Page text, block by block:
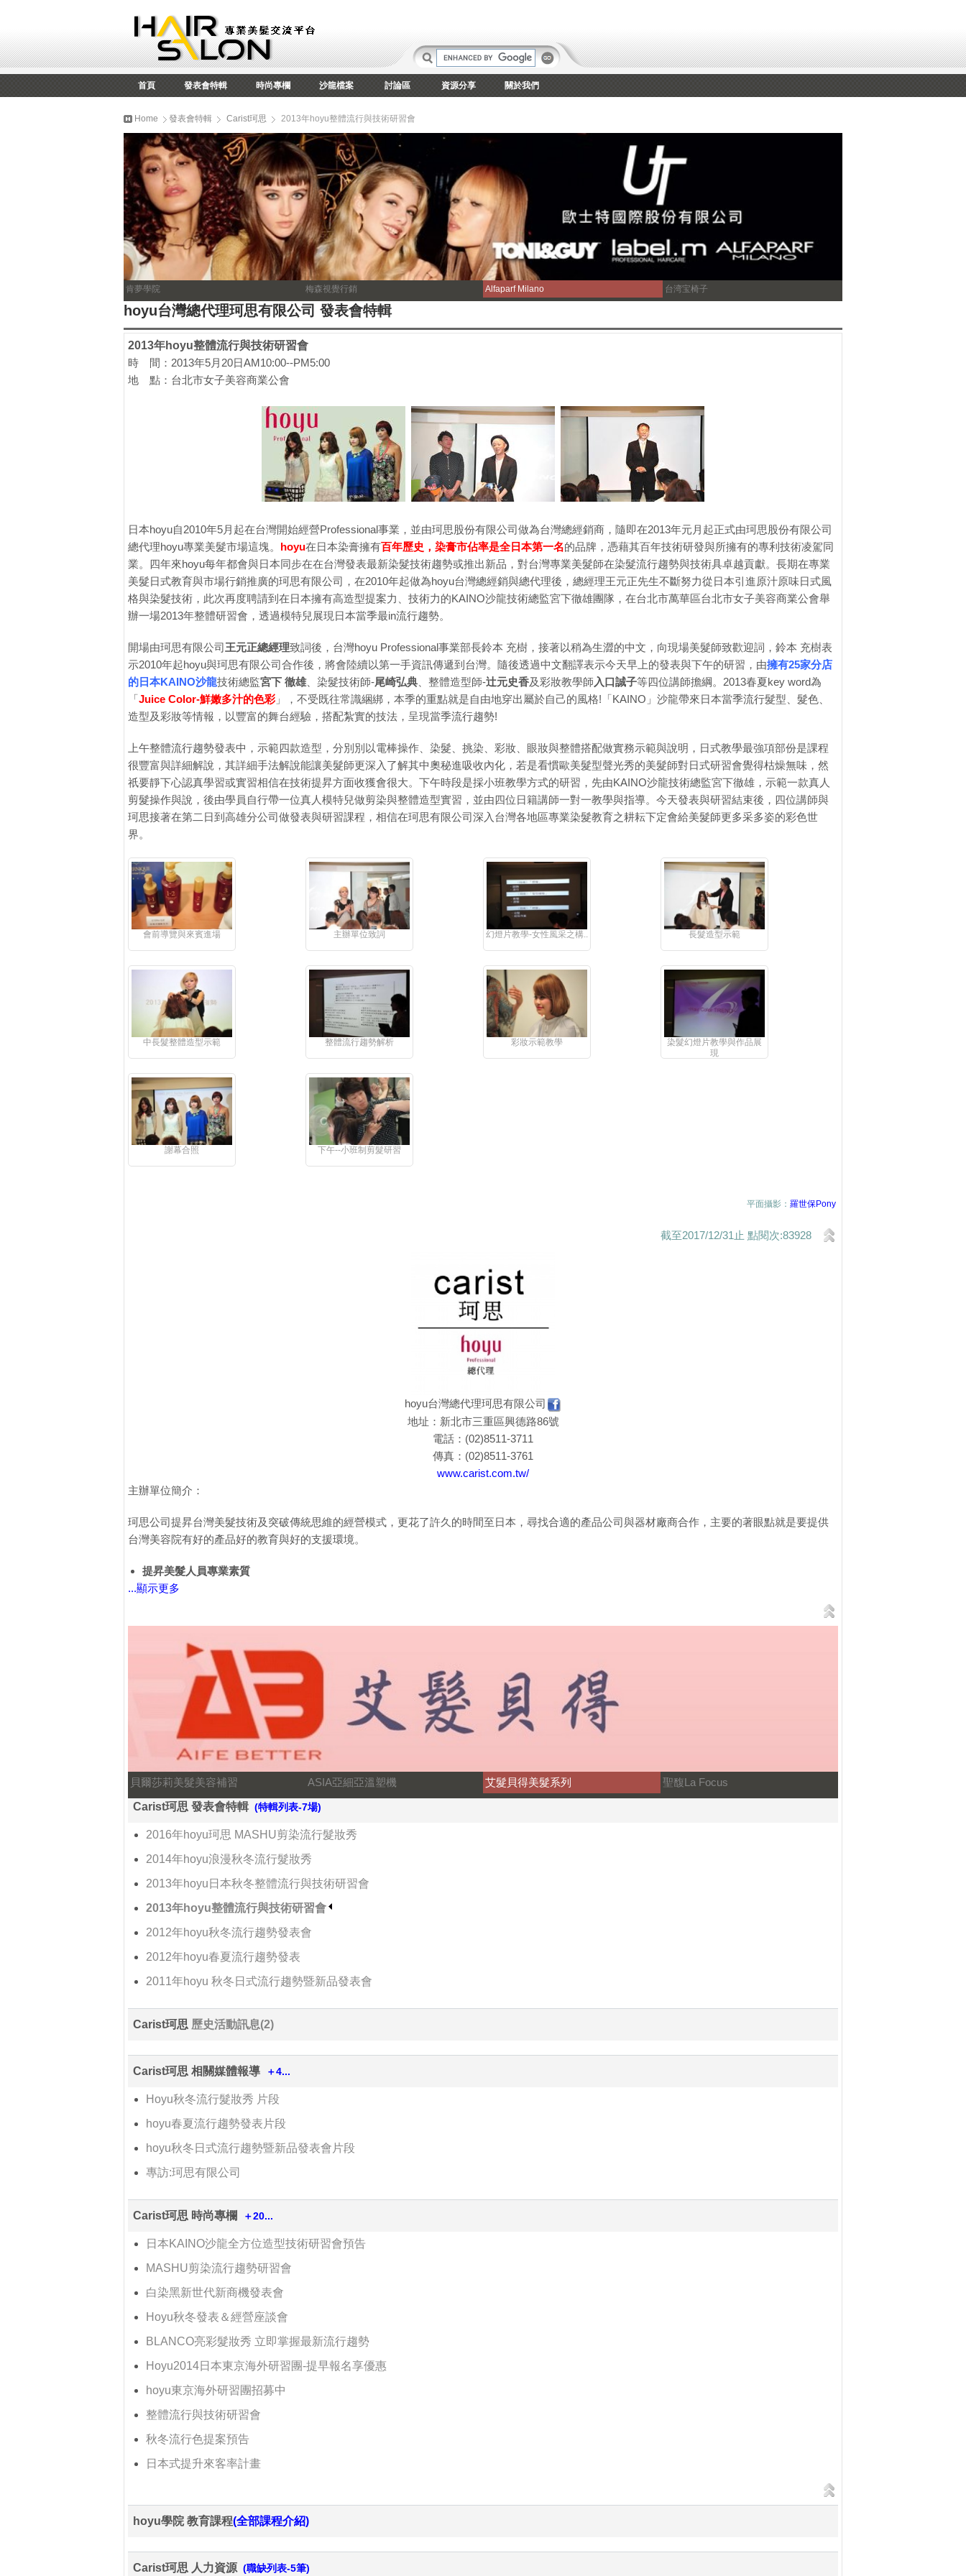
首頁 發表會特輯 時尚專欄 沙龍檔案 討論區 資源分享 關於我們
Home 發表會特輯 Carist珂思 2013年hoyu整體流行與技術研習會
肯夢學院 梅森視覺行銷 Alfaparf Milano 台湾宝椅子
hoyu台灣總代理珂思有限公司 發表會特輯
2013年hoyu整體流行與技術研習會
時 間：2013年5月20日AM10:00--PM5:00
地 點：台北市女子美容商業公會
日本hoyu自2010年5月起在台灣開始經營Professional事業，並由珂思股份有限公司做為台灣總經銷商，隨即在2013年元月起正式由珂思股份有限公司
總代理hoyu專業美髮市場這塊。 hoyu在日本染膏擁有百年歷史，染膏市佔率是全日本第一名的品牌，憑藉其百年技術研發與所擁有的專利技術凌駕同
業。四年來hoyu每年都會與日本同步在在台灣發表最新染髮技術趨勢或推出新品，對台灣專業美髮師在染髮流行趨勢與技術具卓越貢獻。長期在專業
美髮日式教育與市場行銷推廣的珂思有限公司，在2010年起做為hoyu台灣總經銷與總代理後，總經理王元正先生不斷努力從日本引進原汁原味日式風
格與染髮技術，此次再度聘請到在日本擁有高造型提案力、技術力的KAINO沙龍技術總監宮下徹雄團隊，在台北市萬華區台北市女子美容商業公會舉
辦一場2013年整體研習會，透過模特兒展現日本當季最in流行趨勢。
開場由珂思有限公司王元正總經理致詞後，台灣hoyu Professional事業部長鈴本 充樹，接著以稍為生澀的中文，向現場美髮師致歡迎詞，鈴本 充樹表
示2010年起hoyu與珂思有限公司合作後，將會陸續以第一手資訊傳遞到台灣。隨後透過中文翻譯表示今天早上的發表與下午的研習，由擁有25家分店
的日本KAINO沙龍技術總監宮下 徹雄、染髮技術師-尾崎弘典 、整體造型師-辻元史香及彩妝教學師 入口誠子等四位講師擔綱。2013春夏key word為
「Juice Color-鮮嫩多汁的色彩 」，不受既往常識綑綁，本季的重點就是自由地穿出屬於自己的風格!「KAINO」沙龍帶來日本當季流行髮型、髮色、
造型及彩妝等情報，以豐富的舞台經驗，搭配紮實的技法，呈現當季流行趨勢!
上午整體流行趨勢發表中，示範四款造型，分別別以電棒操作、染髮、挑染、彩妝、眼妝與整體搭配做實務示範與說明，日式教學最強項部份是課程
很豐富與詳細解說，其詳細手法解說能讓美髮師更深入了解其中奧秘進吸收內化，若是看慣歐美髮型聲光秀的美髮師對日式研習會覺得枯燥無味，然
祇要靜下心認真學習或實習相信在技術提昇方面收獲會很大。下午時段是採小班教學方式的研習，先由KAINO沙龍技術總監宮下徹雄，示範一款真人
剪髮操作與說，後由學員自行帶一位真人模特兒做剪染與整體造型實習，並由四位日籍講師一對一教學與指導。今天發表與研習結束後，四位講師與
珂思接著在第二日到高雄分公司做發表與研習課程，相信在珂思有限公司深入台灣各地區專業染髮教育之耕耘下定會給美髮師更多采多姿的彩色世
界。
會前導覽與來賓進場 主辦單位致詞 幻燈片教學-女性風采之構.. 長髮造型示範
中長髮整體造型示範 整體流行趨勢解析 彩妝示範教學
染髮幻燈片教學與作品展
現
謝幕合照 下午--小班制剪髮研習
平面攝影： 羅世保Pony
截至2017/12/31止 點閱次:83928
hoyu台灣總代理珂思有限公司
地址：新北市三重區興德路86號
電話：(02)8511-3711
傳真：(02)8511-3761
www.carist.com.tw/
主辦單位簡介：
珂思公司提昇台灣美髮技術及突破傳統思維的經營模式，更花了許久的時間至日本，尋找合適的產品公司與器材廠商合作，主要的著眼點就是要提供
台灣美容院有好的產品好的教育與好的支援環境。
提昇美髮人員專業素質
...顯示更多
貝爾莎莉美髮美容補習 ASIA亞細亞溫塑機 艾髮貝得美髮系列
聖馥La Focus
Carist珂思 發表會特輯 (特輯列表-7場)
2016年hoyu珂思 MASHU剪染流行髮妝秀
2014年hoyu浪漫秋冬流行髮妝秀
2013年hoyu日本秋冬整體流行與技術研習會
2013年hoyu整體流行與技術研習會
2012年hoyu秋冬流行趨勢發表會
2012年hoyu春夏流行趨勢發表
2011年hoyu 秋冬日式流行趨勢暨新品發表會
Carist珂思 歷史活動訊息(2)
Carist珂思 相關媒體報導 ＋4...
Hoyu秋冬流行髮妝秀 片段
hoyu春夏流行趨勢發表片段
hoyu秋冬日式流行趨勢暨新品發表會片段
專訪:珂思有限公司
Carist珂思 時尚專欄 ＋20...
日本KAINO沙龍全方位造型技術研習會預告
MASHU剪染流行趨勢研習會
白染黑新世代新商機發表會
Hoyu秋冬發表＆經營座談會
BLANCO亮彩髮妝秀 立即掌握最新流行趨勢
Hoyu2014日本東京海外研習團-提早報名享優惠
hoyu東京海外研習團招募中
整體流行與技術研習會
秋冬流行色提案預告
日本式提升來客率計畫
hoyu學院 教育課程(全部課程介紹)
Carist珂思 人力資源 (職缺列表-5筆)